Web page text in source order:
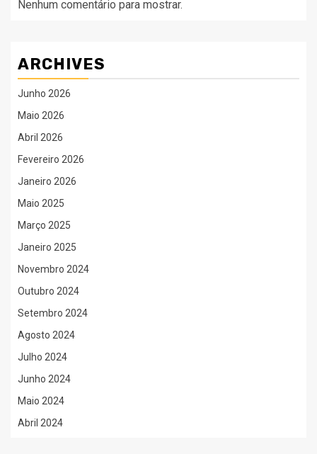
Nenhum comentário para mostrar.
ARCHIVES
Junho 2026
Maio 2026
Abril 2026
Fevereiro 2026
Janeiro 2026
Maio 2025
Março 2025
Janeiro 2025
Novembro 2024
Outubro 2024
Setembro 2024
Agosto 2024
Julho 2024
Junho 2024
Maio 2024
Abril 2024